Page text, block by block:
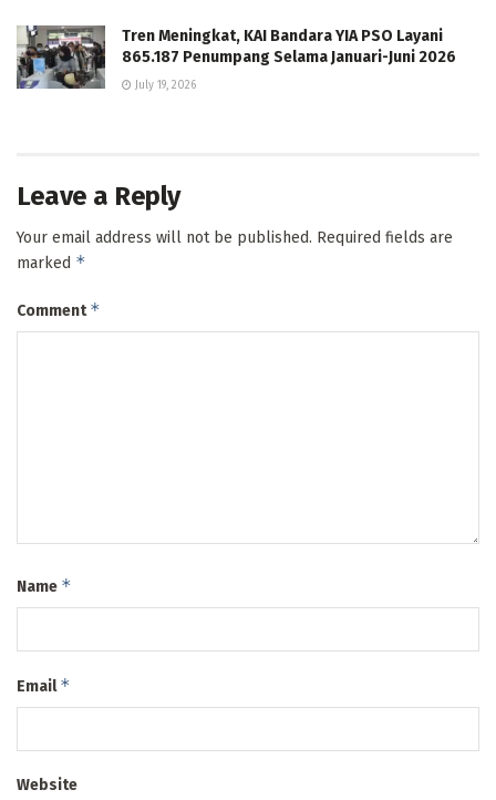
Tren Meningkat, KAI Bandara YIA PSO Layani
865.187 Penumpang Selama Januari-Juni 2026
July 19, 2026
Leave a Reply
Your email address will not be published. Required fields are
marked *
Comment*
Name *
Email*
Website